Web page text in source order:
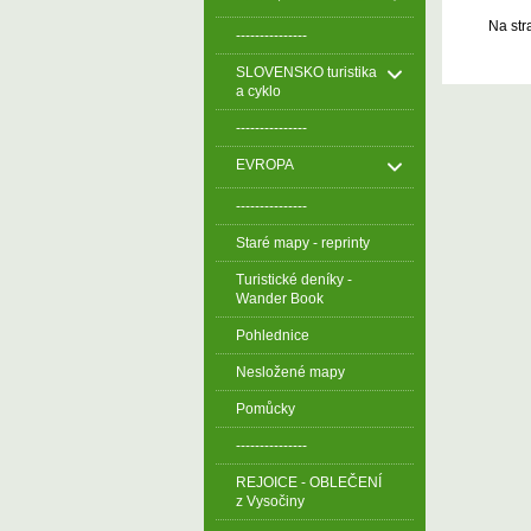
---------------
SLOVENSKO turistika
a cyklo
---------------
EVROPA
---------------
Staré mapy - reprinty
Turistické deníky -
Wander Book
Pohlednice
Nesložené mapy
Pomůcky
---------------
REJOICE - OBLEČENÍ
z Vysočiny
Na